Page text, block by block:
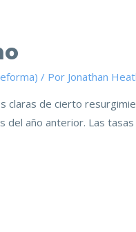
/ Por Jonathan
claras de cierto
del año anterior. Las